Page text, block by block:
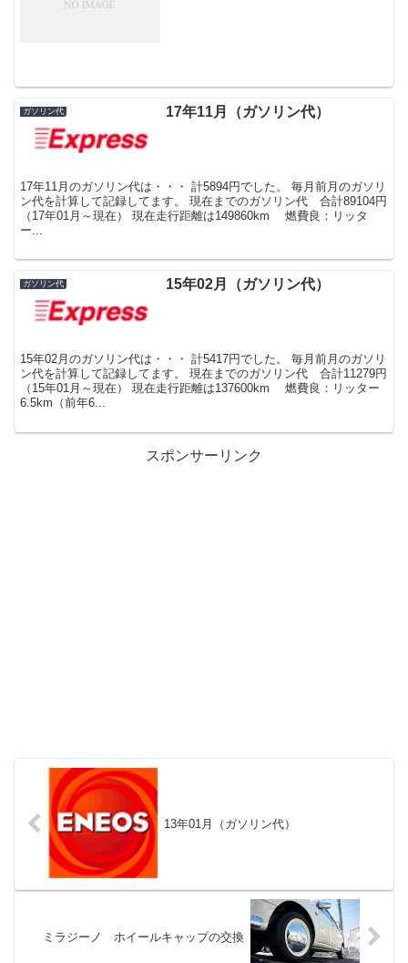
ガソリン代 17年11月（ガソリン代）
17年11月のガソリン代は・・・ 計5894円でした。 毎月前月のガソリ
ン代を計算して記録してます。 現在までのガソリン代 合計89104円
（17年01月～現在） 現在走行距離は149860km 燃費良：リッタ
ー...
ガソリン代 15年02月（ガソリン代）
15年02月のガソリン代は・・・ 計5417円でした。 毎月前月のガソリ
ン代を計算して記録してます。 現在までのガソリン代 合計11279円
（15年01月～現在） 現在走行距離は137600km 燃費良：リッター
6.5km（前年6...
スポンサーリンク
13年01月（ガソリン代）
ミラジーノ ホイールキャップの交換